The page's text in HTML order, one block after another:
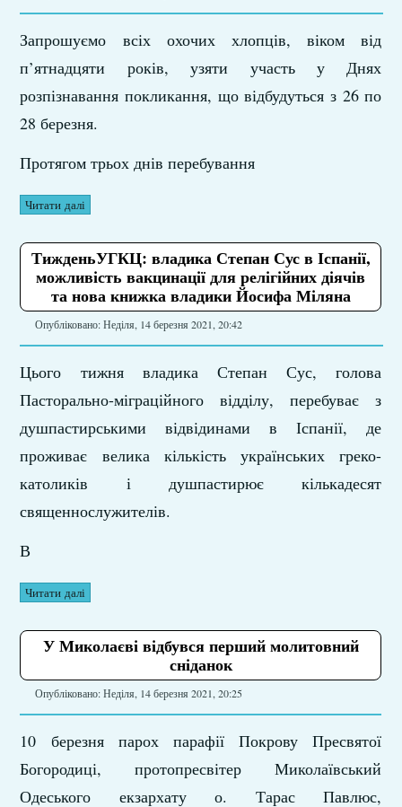
Запрошуємо всіх охочих хлопців, віком від
п’ятнадцяти років, узяти участь у Днях
розпізнавання покликання, що відбудуться з 26 по
28 березня.
Протягом трьох днів перебування
Читати далі
ТижденьУГКЦ: владика Степан Сус в Іспанії,
можливість вакцинації для релігійних діячів
та нова книжка владики Йосифа Міляна
Опубліковано: Неділя, 14 березня 2021, 20:42
Цього тижня владика Степан Сус, голова
Пасторально-міграційного відділу, перебуває з
душпастирськими відвідинами в Іспанії, де
проживає велика кількість українських греко-
католиків і душпастирює кількадесят
священнослужителів.
В
Читати далі
У Миколаєві відбувся перший молитовний
сніданок
Опубліковано: Неділя, 14 березня 2021, 20:25
10 березня парох парафії Покрову Пресвятої
Богородиці, протопресвітер Миколаївський
Одеського екзархату о. Тарас Павлюс,